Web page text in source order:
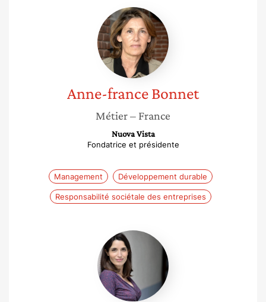
Anne-
france
Bonnet
Anne-franceBonnet
Métier– France
Nuova Vista
Fondatrice et présidente
Management Développement durable
Responsabilité sociétale des entreprises
Anne-
bueno